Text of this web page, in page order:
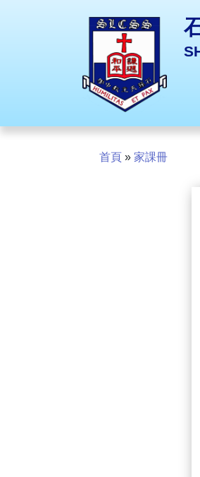
首頁 » 家課冊